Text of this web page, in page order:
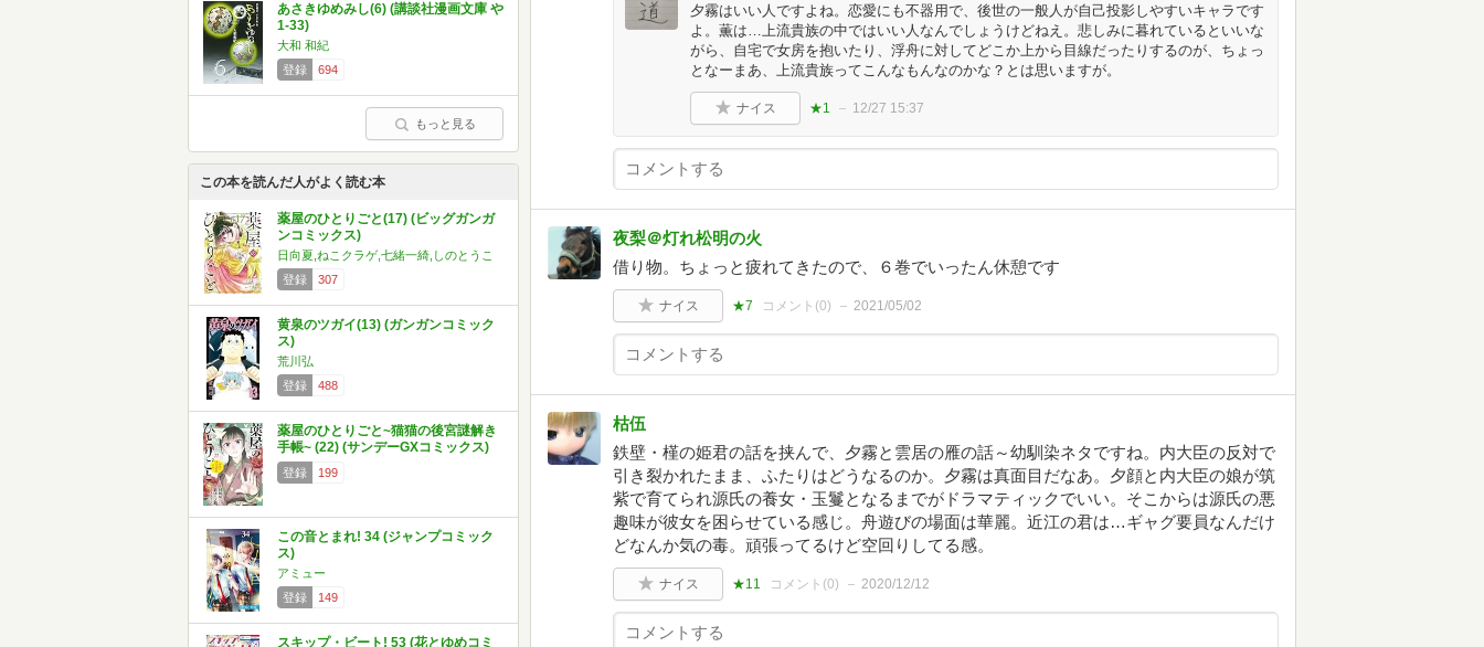
あさきゆめみし(6) (講談社漫画文庫 や
1-33)
大和 和紀
登録
694
もっと見る
この本を読んだ人がよく読む本
薬屋のひとりごと(17) (ビッグガンガ
ンコミックス)
日向夏,ねこクラゲ,七緒一綺,しのとうこ
登録
307
黄泉のツガイ(13) (ガンガンコミック
ス)
荒川弘
登録
488
薬屋のひとりごと~猫猫の後宮謎解き
手帳~ (22) (サンデーGXコミックス)
登録 199
この音とまれ! 34 (ジャンプコミック
ス)
アミュー
登録
149
スキップ・ビート! 53 (花とゆめコミ
夕霧はいい人ですよね。恋愛にも不器用で、後世の一般人が自己投影しやすいキャラです
よ。薫は…上流貴族の中ではいい人なんでしょうけどねえ。悲しみに暮れているといいな
がら、自宅で女房を抱いたり、浮舟に対してどこか上から目線だったりするのが、ちょっ
となーまあ、上流貴族ってこんなもんなのかな？とは思いますが。
ナイス ★1 12/27 15:37
夜梨＠灯れ松明の火
借り物。ちょっと疲れてきたので、６巻でいったん休憩です
ナイス ★7 コメント(0) 2021/05/02
枯伍
鉄壁・槿の姫君の話を挟んで、夕霧と雲居の雁の話～幼馴染ネタですね。内大臣の反対で
引き裂かれたまま、ふたりはどうなるのか。夕霧は真面目だなあ。夕顔と内大臣の娘が筑
紫で育てられ源氏の養女・玉鬘となるまでがドラマティックでいい。そこからは源氏の悪
趣味が彼女を困らせている感じ。舟遊びの場面は華麗。近江の君は…ギャグ要員なんだけ
どなんか気の毒。頑張ってるけど空回りしてる感。
ナイス ★11 コメント(0) 2020/12/12